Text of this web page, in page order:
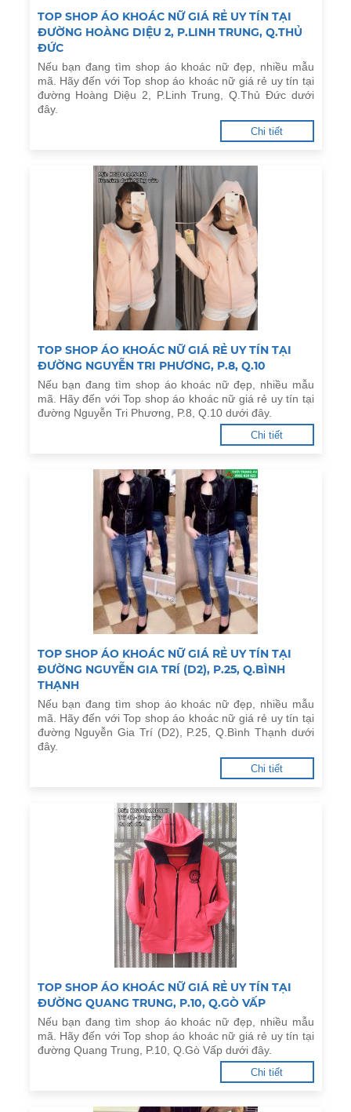
TOP SHOP ÁO KHOÁC NỮ GIÁ RẺ UY TÍN TẠI
ĐƯỜNG HOÀNG DIỆU 2, P.LINH TRUNG, Q.THỦ
ĐỨC
Nếu bạn đang tìm shop áo khoác nữ đẹp, nhiều mẫu
mã. Hãy đến với Top shop áo khoác nữ giá rẻ uy tín tại
đường Hoàng Diệu 2, P.Linh Trung, Q.Thủ Đức dưới
đây.
Chi tiết
TOP SHOP ÁO KHOÁC NỮ GIÁ RẺ UY TÍN TẠI
ĐƯỜNG NGUYỄN TRI PHƯƠNG, P.8, Q.10
Nếu bạn đang tìm shop áo khoác nữ đẹp, nhiều mẫu
mã. Hãy đến với Top shop áo khoác nữ giá rẻ uy tín tại
đường Nguyễn Tri Phương, P.8, Q.10 dưới đây.
Chi tiết
TOP SHOP ÁO KHOÁC NỮ GIÁ RẺ UY TÍN TẠI
ĐƯỜNG NGUYỄN GIA TRÍ (D2), P.25, Q.BÌNH
THẠNH
Nếu bạn đang tìm shop áo khoác nữ đẹp, nhiều mẫu
mã. Hãy đến với Top shop áo khoác nữ giá rẻ uy tín tại
đường Nguyễn Gia Trí (D2), P.25, Q.Bình Thạnh dưới
đây.
Chi tiết
TOP SHOP ÁO KHOÁC NỮ GIÁ RẺ UY TÍN TẠI
ĐƯỜNG QUANG TRUNG, P.10, Q.GÒ VẤP
Nếu bạn đang tìm shop áo khoác nữ đẹp, nhiều mẫu
mã. Hãy đến với Top shop áo khoác nữ giá rẻ uy tín tại
đường Quang Trung, P.10, Q.Gò Vấp dưới đây.
Chi tiết